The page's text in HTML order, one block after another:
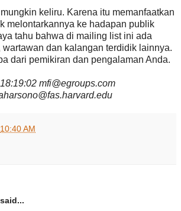
keliru. Karena itu memanfaatkan
melontarkannya ke hadapan publik
tahu bahwa di mailing list ini ada
wartawan dan kalangan terdidik lainnya.
dari pemikiran dan pengalaman Anda.
mfi@egroups.com
10:40 AM